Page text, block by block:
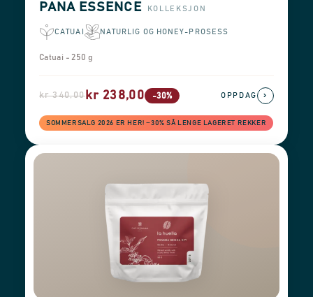
PANA ESSENCE KOLLEKSJON
CATUAI NATURLIG OG HONEY-PROSESS
Catuai - 250 g
kr 340,00kr 238,00 -30%
SOMMERSALG 2026 ER HER! −30% SÅ LENGE LAGERET REKKER
OPPDAG ›